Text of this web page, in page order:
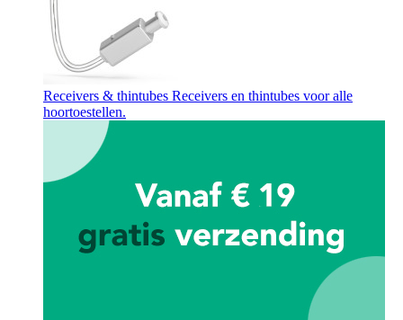
Receivers & thintubes Receivers en thintubes voor alle
hoortoestellen.